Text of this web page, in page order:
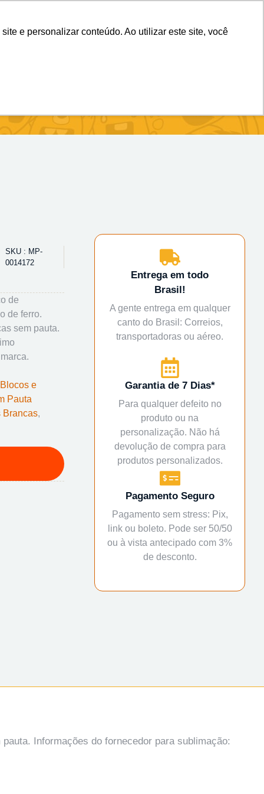
e personalizar conteúdo. Ao utilizar este site, você
SKU : MP-
0014172
de
de ferro.
sem pauta.
Blocos e
Pauta
Brancas,
Entrega em todo
Brasil!
A gente entrega em qualquer
canto do Brasil: Correios,
transportadoras ou aéreo.
Garantia de 7 Dias*
Para qualquer defeito no
produto ou na
personalização. Não há
devolução de compra para
produtos personalizados.
Pagamento Seguro
Pagamento sem stress: Pix,
link ou boleto. Pode ser 50/50
ou à vista antecipado com 3%
de desconto.
Informações do fornecedor para sublimação: